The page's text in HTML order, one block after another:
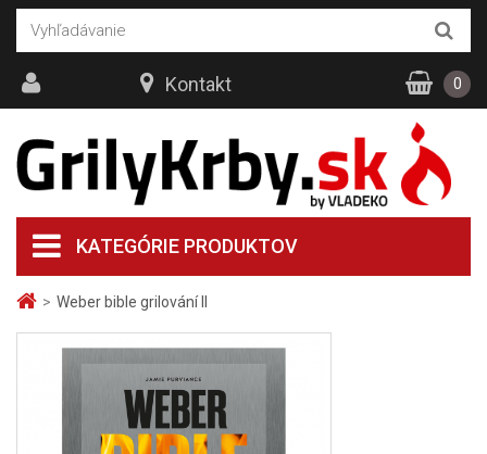
> Weber bible grilování II
KATEGÓRIE PRODUKTOV
Kontakt 0